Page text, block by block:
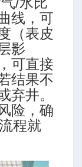
线，可
（表皮
影
可直接
结果不
弃井。
险，确
程就